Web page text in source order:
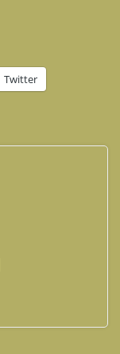
Twitter